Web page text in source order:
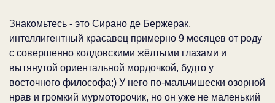
Знакомьтесь - это Сирано де Бержерак,
интеллигентный красавец примерно 9 месяцев от роду
с совершенно колдовскими жёлтыми глазами и
вытянутой ориентальной мордочкой, будто у
восточного философа;) У него по-мальчишески озорной
нрав и громкий мурмоторочик, но он уже не маленький